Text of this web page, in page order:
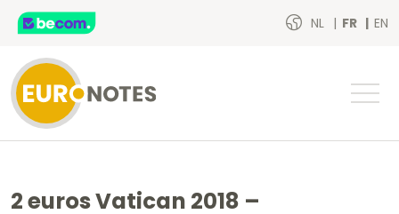
NL FR EN
2 euros Vatican 2018 –